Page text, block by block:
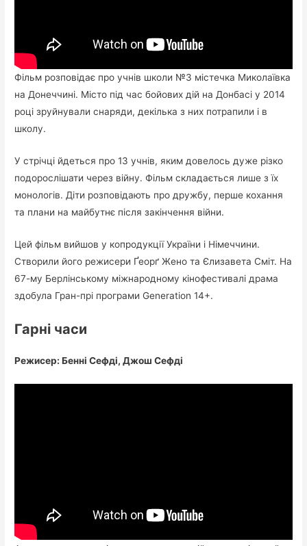
Фільм розповідає про учнів школи №3 містечка Миколаївка
на Донеччині. Місто під час бойових дій на Донбасі у 2014
році зруйнували снаряди, декілька з них потрапили і в
школу.
У стрічці йдеться про 13 учнів, яким довелось дуже різко
подорослішати через війну. Фільм складається лише з їх
монологів. Діти розповідають про дружбу, перше кохання
та плани на майбутнє після закінчення війни.
Цей фільм вийшов у копродукції України і Німеччини.
Створили його режисери Ґеорґ Жено та Єлизавета Сміт. На
67-му Берлінському міжнародному кінофестивалі драма
здобула Гран-прі програми Generation 14+.
Гарні часи
Режисер: Бенні Сефді, Джош Сефді